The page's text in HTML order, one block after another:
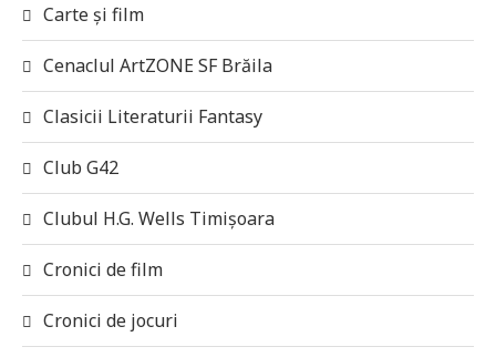
Carte și film
Cenaclul ArtZONE SF Brăila
Clasicii Literaturii Fantasy
Club G42
Clubul H.G. Wells Timișoara
Cronici de film
Cronici de jocuri